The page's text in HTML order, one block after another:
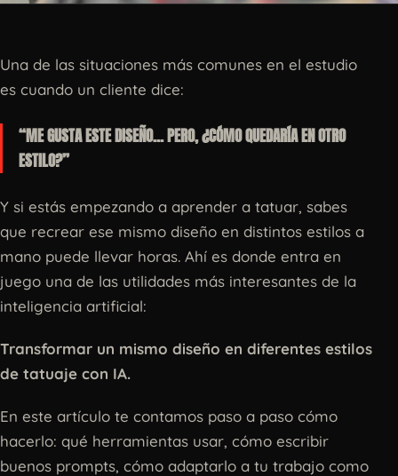
Una de las situaciones más comunes en el estudio
es cuando un cliente dice:
“ME GUSTA ESTE DISEÑO… PERO, ¿CÓMO QUEDARÍA EN OTRO
ESTILO?”
Y si estás empezando a aprender a tatuar, sabes
que recrear ese mismo diseño en distintos estilos a
mano puede llevar horas. Ahí es donde entra en
juego una de las utilidades más interesantes de la
inteligencia artificial:
Transformar un mismo diseño en diferentes estilos
de tatuaje con IA.
En este artículo te contamos paso a paso cómo
hacerlo: qué herramientas usar, cómo escribir
buenos prompts, cómo adaptarlo a tu trabajo como